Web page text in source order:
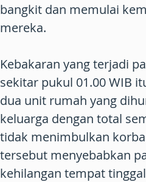
bangkit dan memulai
mereka.
Kebakaran yang terjadi
sekitar pukul 01.00 WIB
dua unit rumah yang
keluarga dengan total
tidak menimbulkan
tersebut menyebabkan
kehilangan tempat